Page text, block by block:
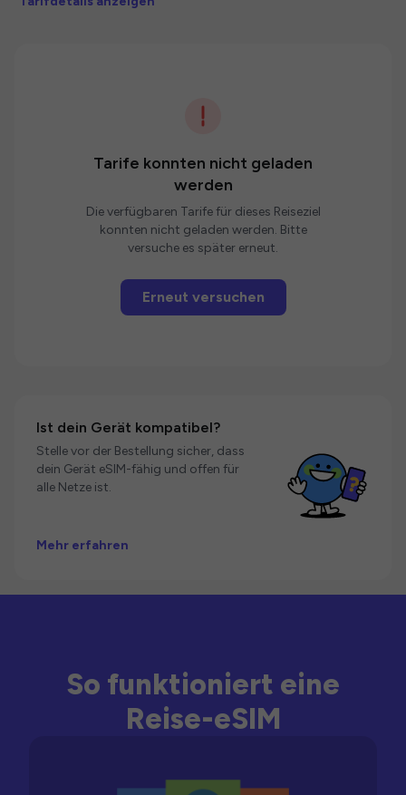
Tarife konnten nicht geladen
werden
Die verfügbaren Tarife für dieses Reiseziel
konnten nicht geladen werden. Bitte
versuche es später erneut.
Erneut versuchen
Ist dein Gerät kompatibel?
Stelle vor der Bestellung sicher, dass
dein Gerät eSIM-fähig und offen für
alle Netze ist.
Mehr erfahren
So funktioniert eine
Reise-eSIM